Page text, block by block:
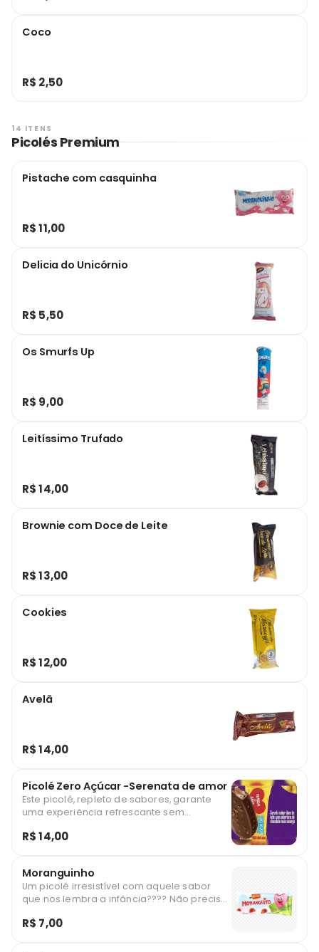
Coco
R$ 2,50
14 ITENS
Picolés Premium
Pistache com casquinha
R$ 11,00
Delicia do Unicórnio
R$ 5,50
Os Smurfs Up
R$ 9,00
Leitíssimo Trufado
R$ 14,00
Brownie com Doce de Leite
R$ 13,00
Cookies
R$ 12,00
Avelã
R$ 14,00
Picolé Zero Açúcar -Serenata de amor
Este picolé, repleto de sabores, garante
uma experiência refrescante sem
açúcar, é uma opção perfeita para quem
pode saborear sem culpa
R$ 14,00
Moranguinho
Um picolé irresistível com aquele sabor
que nos lembra a infância???? Não precisa
moranguito ????
R$ 7,00